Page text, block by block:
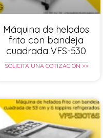
Máquina de helados
frito con bandeja
cuadrada VFS-530
SOLICITA UNA COTIZACIÓN >>